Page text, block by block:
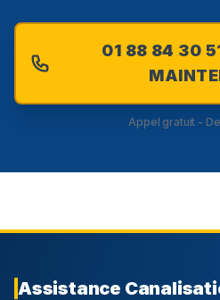
01 88 84 30
Appel gratuit -
Assistance